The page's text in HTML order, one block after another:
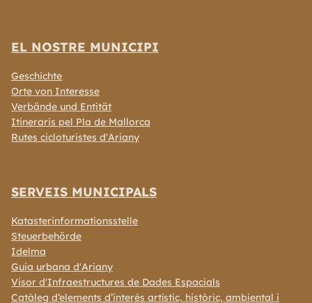
EL NOSTRE MUNICIPI
Geschichte
Orte von Interesse
Verbände und Entität
Itineraris pel Pla de Mallorca
Rutes cicloturistes d'Ariany
SERVEIS MUNICIPALS
Katasterinformationsstelle
Steuerbehörde
Idelma
Guia urbana d'Ariany
Visor d'Infraestructures de Dades Espacials
Catàleg d’elements d’interès artístic, històric, ambiental i